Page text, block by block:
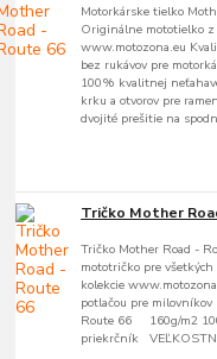
Motorkárske tielko
Originálne mototielko z
www.motozona.eu
bez rukávov pre
100% kvalitnej
krku a otvorov pre
dvojité prešitie na
Tričko Mother
Tričko Mother Road -
mototričko pre
kolekcie
potlačou pre
Route 66 160g/m2
priekrčník